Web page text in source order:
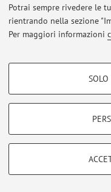
Potrai sempre rivedere le
rientrando nella sezione
Per maggiori informazioni
COOKIE DI
COOKIE TECNICI -
Si tratta di cookie tecnici
SOLO
Area riservata
Accedi tramiteloginper
© 2026 - ALMA MATER
Zamboni, 33 -